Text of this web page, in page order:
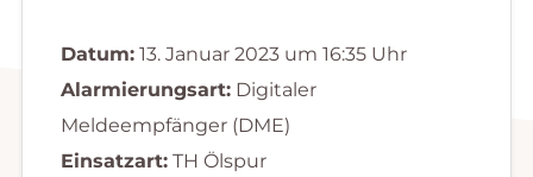
Datum:13. Januar 2023 um 16:35 Uhr
Alarmierungsart:Digitaler
Meldeempfänger (DME)
Einsatzart:TH Ölspur